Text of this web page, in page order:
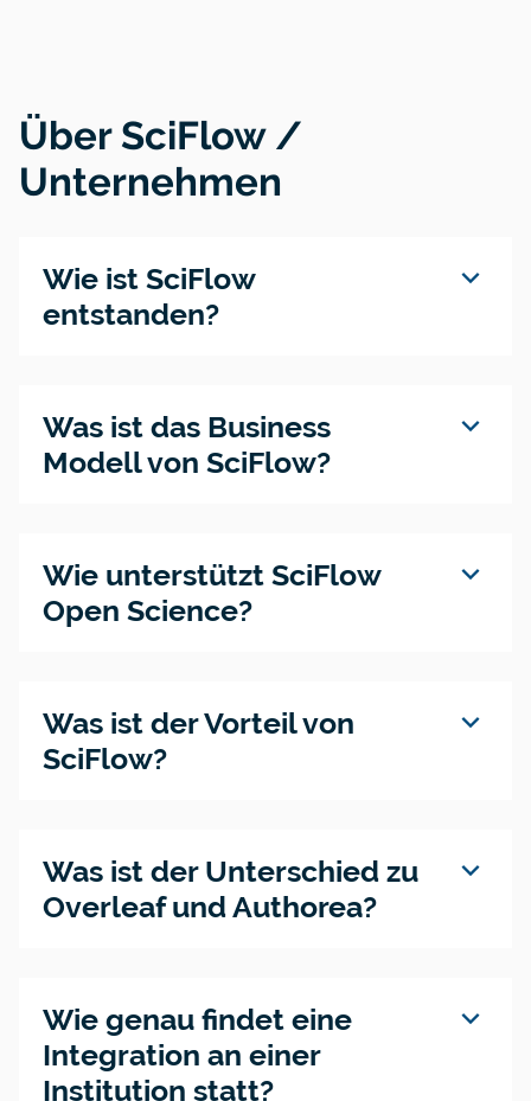
Über SciFlow /
Unternehmen
expand_more
Wie ist SciFlow
entstanden?
expand_more
Was ist das Business
Modell von SciFlow?
expand_more
Wie unterstützt SciFlow
Open Science?
expand_more
Was ist der Vorteil von
SciFlow?
expand_more
Was ist der Unterschied zu
Overleaf und Authorea?
expand_more
Wie genau findet eine
Integration an einer
Institution statt?